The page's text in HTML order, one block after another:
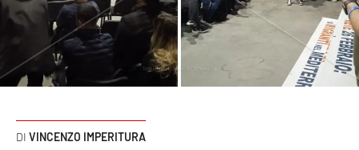
Sanità
Sport
Cultura
Podcast
VINCENZO IMPERITURA